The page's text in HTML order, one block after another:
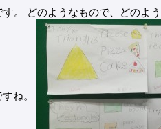
。 どのようなもので、どのよ
ね。